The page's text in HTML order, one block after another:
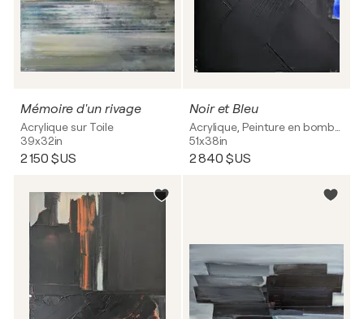
Mémoire d'un rivage
Acrylique sur Toile
39x32in
2 150 $US
Noir et Bleu
51x38in
2 840 $US